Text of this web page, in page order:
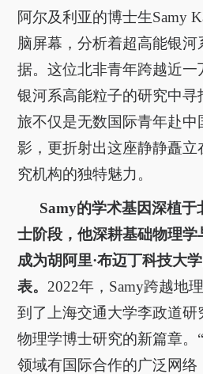
阿尔及利亚的博士生Samy
脑屏幕，分析着超高能银
据。这位北非青年跨越近
银河系高能粒子的研究中寻
旅不仅是无数国际青年赴
影，更折射出这座静静矗
究机构的独特魅力。
Samy的学术基因深植
士阶段，他深耕基础物理学
成为胡阿里·布迈丁科技大
表。 2022年，Samy跨越地
到了上海交通大学李政道
物理学博士研究的新篇章。
领域有国际合作的广泛网